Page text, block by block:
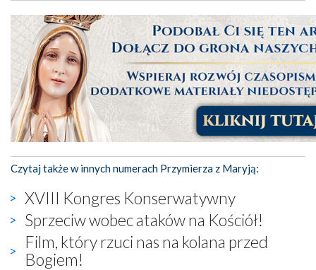
Czytaj także w innych numerach Przymierza z Maryją:
XVIII Kongres Konserwatywny
Sprzeciw wobec ataków na Kościół!
Film, który rzuci nas na kolana przed
Bogiem!